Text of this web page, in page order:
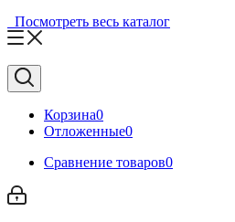
Посмотреть весь каталог
Корзина0
Отложенные0
Сравнение товаров0